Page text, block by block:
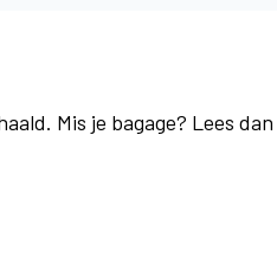
Mis je bagage? Lees